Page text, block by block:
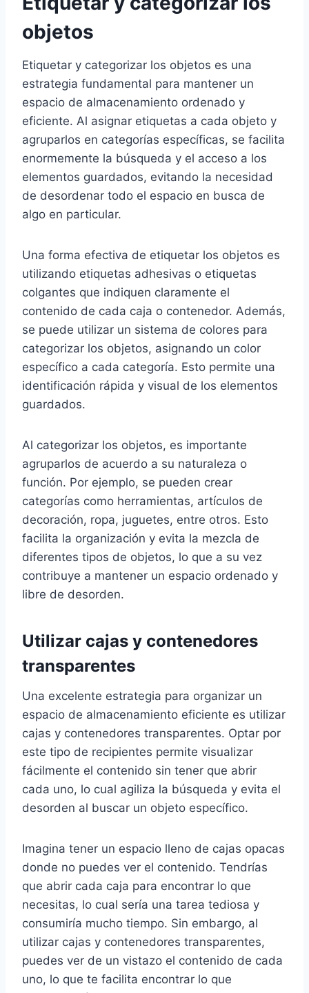
objetos
Etiquetar y categorizar los objetos es una
estrategia fundamental para mantener un
espacio de almacenamiento ordenado y
eficiente. Al asignar etiquetas a cada objeto y
agruparlos en categorías específicas, se facilita
enormemente la búsqueda y el acceso a los
elementos guardados, evitando la necesidad
de desordenar todo el espacio en busca de
algo en particular.
Una forma efectiva de etiquetar los objetos es
utilizando etiquetas adhesivas o etiquetas
colgantes que indiquen claramente el
contenido de cada caja o contenedor. Además,
se puede utilizar un sistema de colores para
categorizar los objetos, asignando un color
específico a cada categoría. Esto permite una
identificación rápida y visual de los elementos
guardados.
Al categorizar los objetos, es importante
agruparlos de acuerdo a su naturaleza o
función. Por ejemplo, se pueden crear
categorías como herramientas, artículos de
decoración, ropa, juguetes, entre otros. Esto
facilita la organización y evita la mezcla de
diferentes tipos de objetos, lo que a su vez
contribuye a mantener un espacio ordenado y
libre de desorden.
Utilizar cajas y contenedores
transparentes
Una excelente estrategia para organizar un
espacio de almacenamiento eficiente es utilizar
cajas y contenedores transparentes. Optar por
este tipo de recipientes permite visualizar
fácilmente el contenido sin tener que abrir
cada uno, lo cual agiliza la búsqueda y evita el
desorden al buscar un objeto específico.
Imagina tener un espacio lleno de cajas opacas
donde no puedes ver el contenido. Tendrías
que abrir cada caja para encontrar lo que
necesitas, lo cual sería una tarea tediosa y
consumiría mucho tiempo. Sin embargo, al
utilizar cajas y contenedores transparentes,
puedes ver de un vistazo el contenido de cada
uno, lo que te facilita encontrar lo que